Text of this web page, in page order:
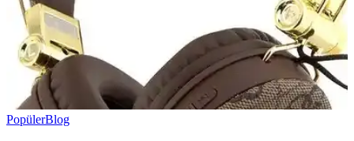
PopülerBlog